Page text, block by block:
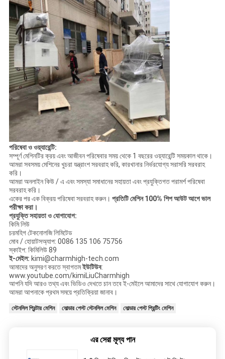
পরিষেবা ও ওয়্যারেন্টি:
সম্পূর্ণ মেশিনটির ক্রয় এবং আজীবন পরিষেবার সময় থেকে 1 বছরের ওয়্যারেন্টি সময়কাল থাকে।
আমরা সবসময় মেশিনের খুচরা যন্ত্রাংশ সরবরাহ করি, কারখানার নির্ভরযোগ্য সরাসরি সরবরাহ
করি।
আমরা অনলাইন কিউ / এ এবং সমস্যা সমাধানের সহায়তা এবং প্রযুক্তিগত পরামর্শ পরিষেবা
সরবরাহ করি।
একের পর এক বিক্রয় পরিষেবা সরবরাহ করুন। প্রতিটি মেশিন 100% শিপ আউট আগে ভাল
পরীক্ষা করা।
প্রযুক্তি সহায়তা ও যোগাযোগ:
কিমি লিউ
চরমহিগ টেকনোলজি লিমিটেড
মোব / হোয়াটসঅ্যাপ: 0086 135 106 75756
স্কাইপ: কিমিলিউ 89
ই-মেইল: kimi@charmhigh-tech.com
আমাদের অনুসরণ করতে স্বাগতমইউটিউব:
www.youtube.com/kimiLiuCharmhigh
আপনি যদি আরও তথ্য এবং ভিডিও দেখতে চান তবে ই-মেইলে আমাদের সাথে যোগাযোগ করুন।
আমরা আপনাকে প্রথম সময়ে প্রতিক্রিয়া জানাব।
স্টেনসিল প্রিন্টার মেশিন সোল্ডার পেস্ট স্টেনসিল মেশিন সোল্ডার পেস্ট প্রিন্টিং মেশিন
এর সেরা মূল্য পান